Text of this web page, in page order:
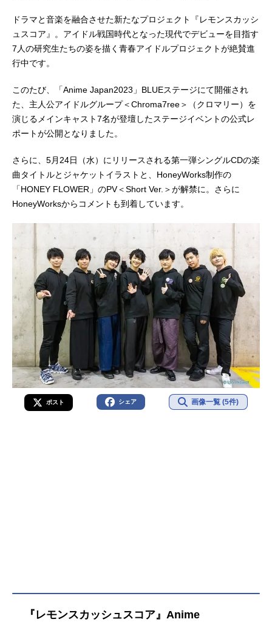
ドラマと音楽を融合させた新たなプロジェクト『レモンスカッシ
ュスコア』。アイドル戦国時代となった現代でデビューを目指す
7人の研究生たちの姿を描く青春アイドルプロジェクトが絶賛進
行中です。
このたび、「Anime Japan2023」BLUEステージにて開催され
た、主人公アイドルグループ＜Chroma7ree＞（クロマリー）を
演じるメインキャスト7名が登壇したステージイベントの公式レ
ポートが公開となりました。
さらに、5月24日（水）にリリースされる第一弾シングルCDの楽
曲タイトルとジャケットイラストと、HoneyWorks制作の
「HONEY FLOWER」のPV＜Short Ver.＞が解禁に。さらに
HoneyWorksからコメントも到着しています。
ポスト シェア 画像一覧 (5件)
『レモンスカッシュスコア』Anime